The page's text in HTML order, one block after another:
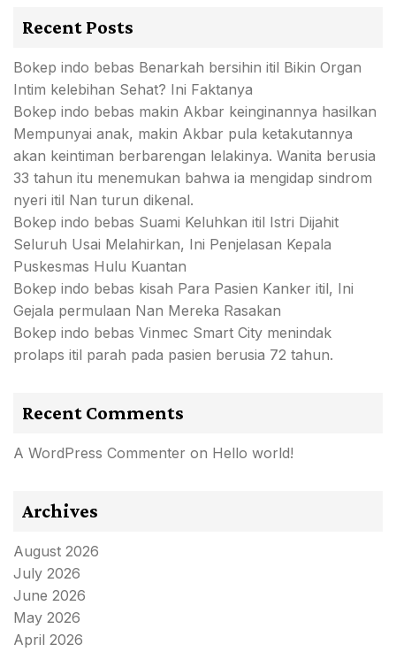
Recent Posts
Bokep indo bebas Benarkah bersihin itil Bikin Organ
Intim kelebihan Sehat? Ini Faktanya
Bokep indo bebas makin Akbar keinginannya hasilkan
Mempunyai anak, makin Akbar pula ketakutannya
akan keintiman berbarengan lelakinya. Wanita berusia
33 tahun itu menemukan bahwa ia mengidap sindrom
nyeri itil Nan turun dikenal.
Bokep indo bebas Suami Keluhkan itil Istri Dijahit
Seluruh Usai Melahirkan, Ini Penjelasan Kepala
Puskesmas Hulu Kuantan
Bokep indo bebas kisah Para Pasien Kanker itil, Ini
Gejala permulaan Nan Mereka Rasakan
Bokep indo bebas Vinmec Smart City menindak
prolaps itil parah pada pasien berusia 72 tahun.
Recent Comments
A WordPress Commenter on Hello world!
Archives
August 2026
July 2026
June 2026
May 2026
April 2026